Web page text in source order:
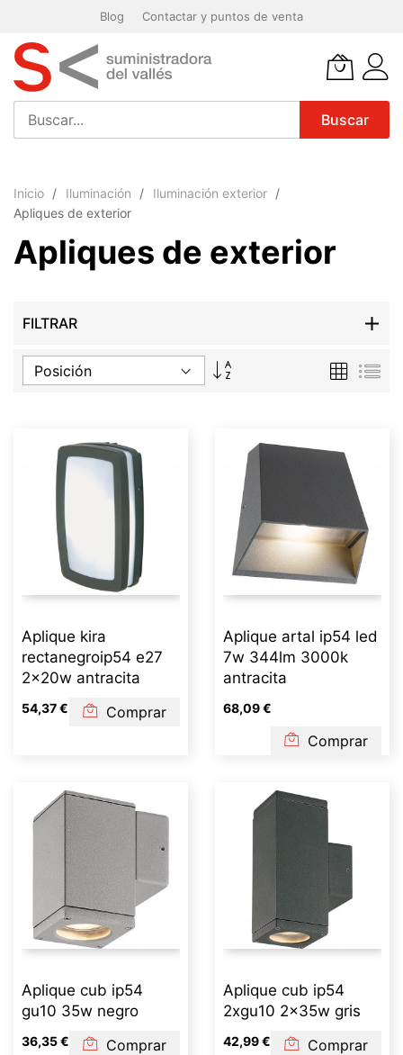
Blog Contactar y puntos de venta
Buscar
contenido
Inicio Iluminación
Iluminación exterior
Apliques de exterior
Apliques de exterior
FILTRAR
Fijar
Parrilla
Aplique kira
rectanegroip54 e27
2x20w antracita
54,37 € Comprar
Aplique artal ip54 led
7w 344lm 3000k
antracita
68,09 €
Comprar
Aplique cub ip54
gu10 35w negro
36,35 € Comprar
Aplique cub ip54
2xgu10 2x35w gris
42,99 € Comprar